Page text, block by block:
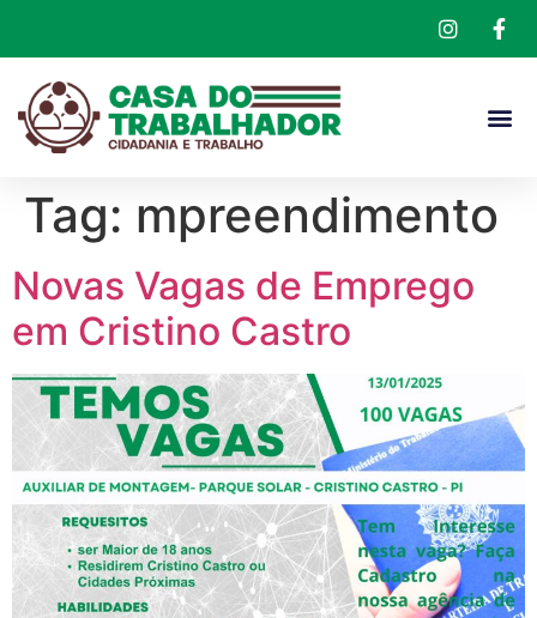
Tag: mpreendimento
Novas Vagas de Emprego
em Cristino Castro